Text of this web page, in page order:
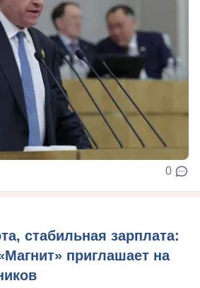
0
стабильная зарплата:
приглашает на